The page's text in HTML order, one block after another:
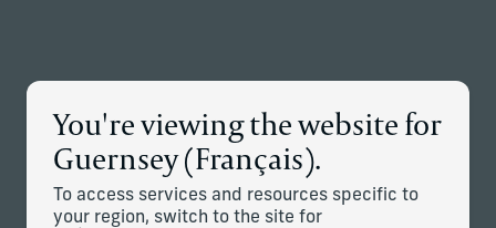
You're viewing the website for
Guernsey (Français).
To access services and resources specific to
your region, switch to the site for
Corient Entre sur le Marché
Canadien, Poursuivant son
Expansion Mondiale